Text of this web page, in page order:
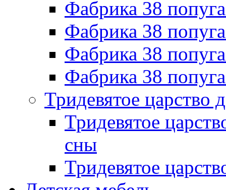
Фабрика 38
Фабрика 38
Фабрика 38
Фабрика 38
Тридевятое царство
Тридевятое
сны
Тридевятое